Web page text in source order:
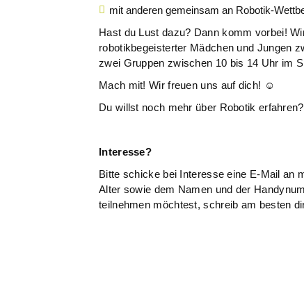
mit anderen gemeinsam an Robotik-
Hast du Lust dazu? Dann komm vorbei!
robotikbegeisterter Mädchen und Jungen
zwei Gruppen zwischen 10 bis 14 Uhr im
Mach mit! Wir freuen uns auf dich! ☺️
Du willst noch mehr über Robotik
Interesse?
Bitte schicke bei Interesse eine E-Mail an
Alter sowie dem Namen und der
teilnehmen möchtest, schreib am besten